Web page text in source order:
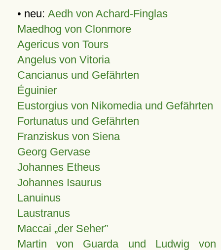
• neu: Aedh von Achard-Finglas
Maedhog von Clonmore
Agericus von Tours
Angelus von Vitoria
Cancianus und Gefährten
Éguinier
Eustorgius von Nikomedia und Gefährten
Fortunatus und Gefährten
Franziskus von Siena
Georg Gervase
Johannes Etheus
Johannes Isaurus
Lanuinus
Laustranus
Maccai „der Seher”
Martin von Guarda und Ludwig von